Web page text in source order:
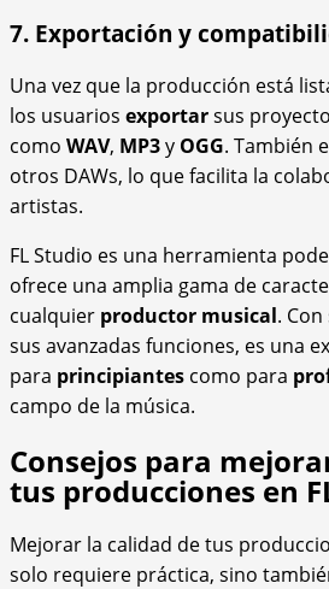
7. Exportación y
Una vez que la producción está
los usuarios exportarsus
como WAV, MP3y OGG. También
otros DAWs, lo que facilita la
artistas.
FL Studio es una herramienta
ofrece una amplia gama de
cualquier productor musical.
sus avanzadas funciones, es una
para principiantes como para
campo de la música.
Consejos para
tus producciones en
Mejorar la calidad de tus
solo requiere práctica, sino